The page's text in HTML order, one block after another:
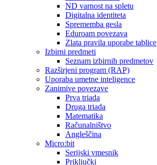
ND varnost na spletu
Digitalna identiteta
Sprememba gesla
Eduroam povezava
Zlata pravila uporabe tablice
Izbirni predmeti
Seznam izbirnih predmetov
Razširjeni program (RAP)
Uporaba umetne inteligence
Zanimive povezave
Prva triada
Druga triada
Matematika
Računalništvo
Angleščina
Micro:bit
Serijski vmesnik
Priključki